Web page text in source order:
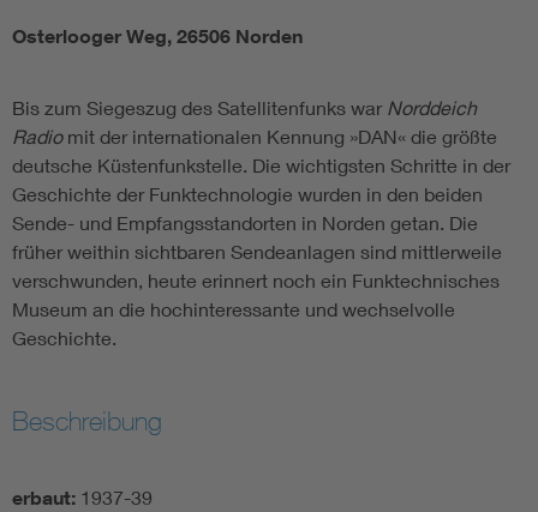
Osterlooger Weg, 26506 Norden
Bis zum Siegeszug des Satellitenfunks war Norddeich
Radiomit der internationalen Kennung »DAN« die größte
deutsche Küstenfunkstelle. Die wichtigsten Schritte in der
Geschichte der Funktechnologie wurden in den beiden
Sende- und Empfangsstandorten in Norden getan. Die
früher weithin sichtbaren Sendeanlagen sind mittlerweile
verschwunden, heute erinnert noch ein Funktechnisches
Museum an die hochinteressante und wechselvolle
Geschichte.
Beschreibung
erbaut: 1937-39